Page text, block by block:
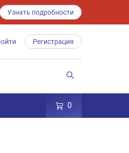
Узнать подробности
Регистрация
0